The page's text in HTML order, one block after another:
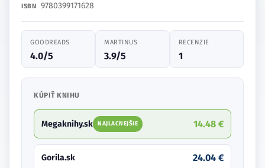
ISBN 9780399171628
GOODREADS
4.0/5
MARTINUS
3.9/5
RECENZIE
1
KÚPIŤ KNIHU
Megaknihy.sk NAJLACNEJŠIE 14.48 €
Gorila.sk 24.04 €